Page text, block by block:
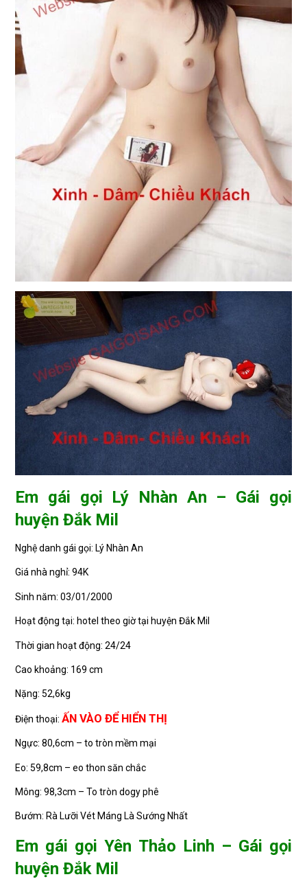
Em gái gọi Lý Nhàn An – Gái gọi
huyện Đắk Mil
Nghệ danh gái gọi: Lý Nhàn An
Giá nhà nghỉ: 94K
Sinh năm: 03/01/2000
Hoạt động tại: hotel theo giờ tại huyện Đắk Mil
Thời gian hoạt động: 24/24
Cao khoảng: 169 cm
Nặng: 52,6kg
Điện thoại:ẤN VÀO ĐỂ HIỂN THỊ
Ngực: 80,6cm – to tròn mềm mại
Eo: 59,8cm – eo thon săn chắc
Mông: 98,3cm – To tròn dogy phê
Bướm: Rà Lưỡi Vét Máng Là Sướng Nhất
Em gái gọi Yên Thảo Linh – Gái gọi
huyện Đắk Mil